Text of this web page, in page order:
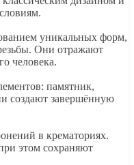
уникальных форм,
Они отражают
человека.
памятник,
создают завершённую
в крематориях.
этом сохраняют